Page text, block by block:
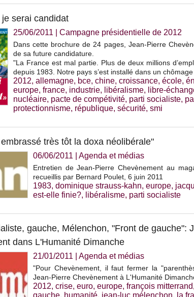
serai candidat
25/06/2011 Campagne présidentielle de 2012
Dans cette brochure de 24 pages, Jean-Pierre
de sa future candidature.
"La France est mal partie. Plus de deux millions
depuis 1983. Notre pays s’est installé dans un
2012, allemagne, bce, chine, croissance, école,
europe, france, industrie, libéralisme, libre-
nucléaire, pacte de compétivité, parti socialiste,
protectionnisme, république, sécurité, smi
très tôt la doxa néolibérale"
06/06/2011 Agenda et médias
Entretien de Jean-Pierre Chevènement au
recueillis par Bernard Poulet, 6 juin 2011
1983, dominique strauss-kahn, europe,
est-elle finie?, libéralisme, parti socialiste
gauche, Mélenchon, "Front de gauche":
dans L'Humanité Dimanche
21/01/2011 Agenda et médias
"Pour Chevènement, il faut fermer la
Jean-Pierre Chevènement à L'Humanité
2012, crise, euro, europe, françois mitterrand,
gauche, humanité, jean-luc mélenchon, la